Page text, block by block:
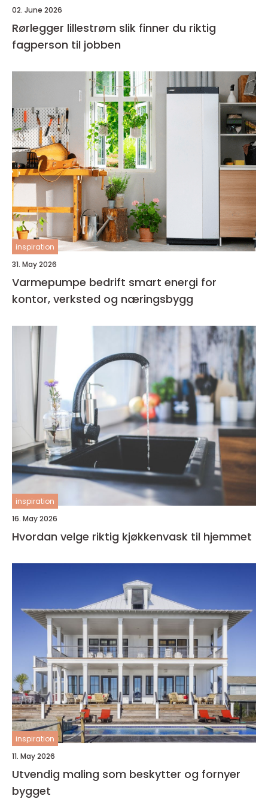
02. June 2026
Rørlegger lillestrøm slik finner du riktig
fagperson til jobben
inspiration
31. May 2026
Varmepumpe bedrift smart energi for
kontor, verksted og næringsbygg
inspiration
16. May 2026
Hvordan velge riktig kjøkkenvask til hjemmet
inspiration
11. May 2026
Utvendig maling som beskytter og fornyer
bygget